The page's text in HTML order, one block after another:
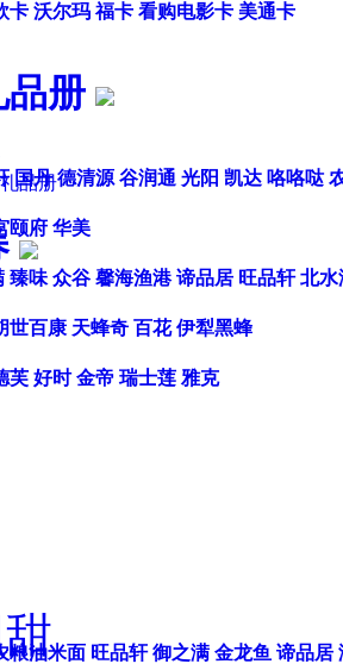
卡 沃尔玛 福卡 看购电影卡 美通卡
国丹 德清源 谷润通 光阳 凯达 咯咯哒
颐府 华美
臻味 众谷 馨海渔港 谛品居 旺品轩 北水
世百康 天蜂奇 百花 伊犁黑蜂
芙 好时 金帝 瑞士莲 雅克
粮油米面 旺品轩 御之满 金龙鱼 谛品居
品册
品册